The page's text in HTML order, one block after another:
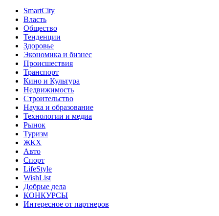
SmartCity
Власть
Общество
Тенденции
Здоровье
Экономика и бизнес
Происшествия
Транспорт
Кино и Культура
Недвижимость
Строительство
Наука и образование
Технологии и медиа
Рынок
Туризм
ЖКХ
Авто
Спорт
LifeStyle
WishList
Добрые дела
КОНКУРСЫ
Интересное от партнеров